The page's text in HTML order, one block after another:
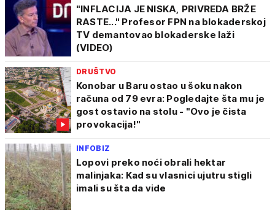
"INFLACIJA JE NISKA, PRIVREDA BRŽE
RASTE..." Profesor FPN na blokaderskoj
TV demantovao blokaderske laži
(VIDEO)
DRUŠTVO
Konobar u Baru ostao u šoku nakon
računa od 79 evra: Pogledajte šta mu je
gost ostavio na stolu - "Ovo je čista
provokacija!"
INFOBIZ
Lopovi preko noći obrali hektar
malinjaka: Kad su vlasnici ujutru stigli
imali su šta da vide